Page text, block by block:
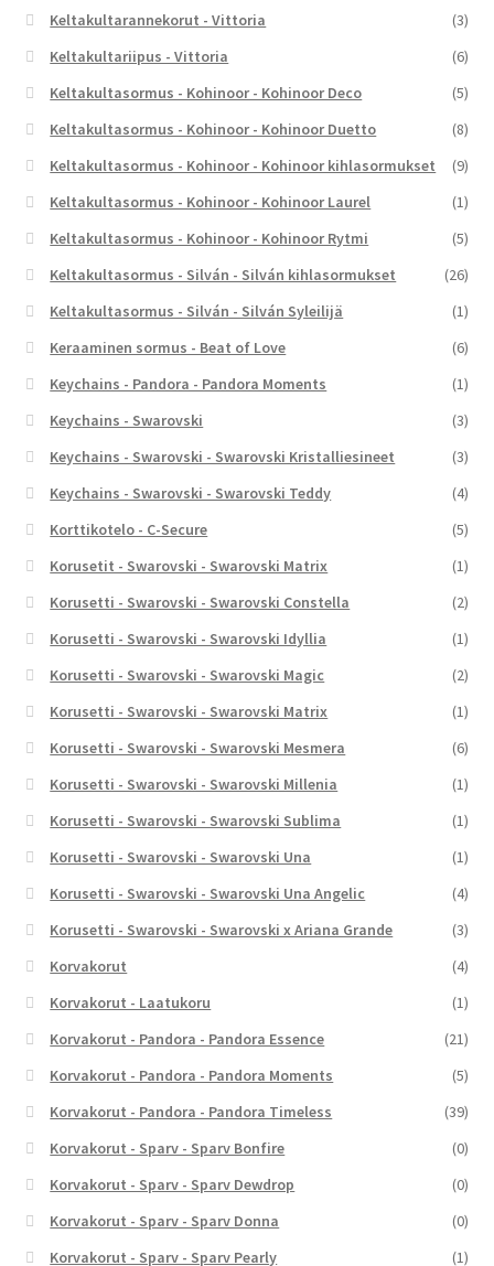
Keltakultarannekorut - Vittoria
(3)
Keltakultariipus - Vittoria
(6)
Keltakultasormus - Kohinoor - Kohinoor Deco
(5)
Keltakultasormus - Kohinoor - Kohinoor Duetto
(8)
Keltakultasormus - Kohinoor - Kohinoor kihlasormukset
(9)
Keltakultasormus - Kohinoor - Kohinoor Laurel
(1)
Keltakultasormus - Kohinoor - Kohinoor Rytmi
(5)
Keltakultasormus - Silván - Silván kihlasormukset
(26)
Keltakultasormus - Silván - Silván Syleilijä
(1)
Keraaminen sormus - Beat of Love
(6)
Keychains - Pandora - Pandora Moments
(1)
Keychains - Swarovski
(3)
Keychains - Swarovski - Swarovski Kristalliesineet
(3)
Keychains - Swarovski - Swarovski Teddy
(4)
Korttikotelo - C-Secure
(5)
Korusetit - Swarovski - Swarovski Matrix
(1)
Korusetti - Swarovski - Swarovski Constella
(2)
Korusetti - Swarovski - Swarovski Idyllia
(1)
Korusetti - Swarovski - Swarovski Magic
(2)
Korusetti - Swarovski - Swarovski Matrix
(1)
Korusetti - Swarovski - Swarovski Mesmera
(6)
Korusetti - Swarovski - Swarovski Millenia
(1)
Korusetti - Swarovski - Swarovski Sublima
(1)
Korusetti - Swarovski - Swarovski Una
(1)
Korusetti - Swarovski - Swarovski Una Angelic
(4)
Korusetti - Swarovski - Swarovski x Ariana Grande
(3)
Korvakorut
(4)
Korvakorut - Laatukoru
(1)
Korvakorut - Pandora - Pandora Essence
(21)
Korvakorut - Pandora - Pandora Moments
(5)
Korvakorut - Pandora - Pandora Timeless
(39)
Korvakorut - Sparv - Sparv Bonfire
(0)
Korvakorut - Sparv - Sparv Dewdrop
(0)
Korvakorut - Sparv - Sparv Donna
(0)
Korvakorut - Sparv - Sparv Pearly
(1)